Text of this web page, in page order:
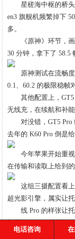
星槎海中枢的桥头
en3 旗舰机频繁掉下
多。
《原神》环节，画
30 分钟，拿下了 58.5
原神测试在流畅度
0.1、60.2 的极限稳帧
其他配置上，GT5
无线充，在续航和补
对没错，GT5 Pro
去年的 K60 Pro 倒是
今年苹果开始重视
在传输和读取上给到
这组三摄配置看上
超光影引擎，属实让
线 Pro 的样张让托
机品牌联名，也是能
电话咨询